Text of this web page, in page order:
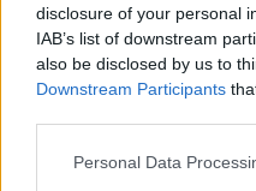
disclosure of your personal
IAB’s list of downstream
also be disclosed by us to
Downstream Participants
Personal Data
Το γαμήλιο
ευρωεκλογές
στο διαδίκτυο
Ένα νέο Hashtag, το
εμφάνισή του, με